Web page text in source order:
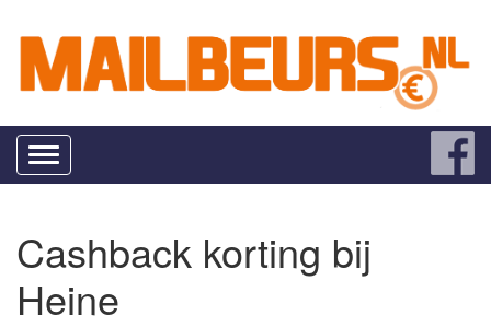
Toggle
navigation
Cashback korting bij
Heine